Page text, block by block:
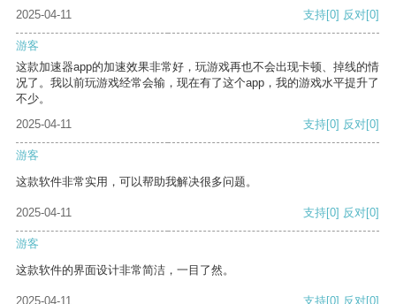
2025-04-11
支持[0] 反对[0]
游客
这款加速器app的加速效果非常好，玩游戏再也不会出现卡顿、掉线的情
况了。我以前玩游戏经常会输，现在有了这个app，我的游戏水平提升了
不少。
2025-04-11
支持[0] 反对[0]
游客
这款软件非常实用，可以帮助我解决很多问题。
2025-04-11 支持[0] 反对[0]
游客
这款软件的界面设计非常简洁，一目了然。
2025-04-11 支持[0] 反对[0]